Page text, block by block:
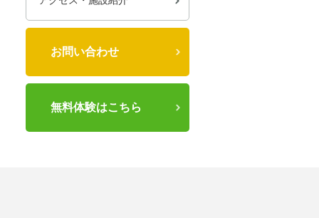
お問い合わせ
無料体験はこちら